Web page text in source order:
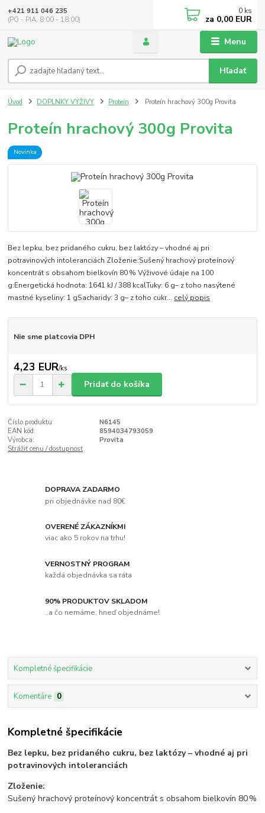
Menu
Hľadať
+421 911 046 235
(PO - PIA, 8:00 - 18:00)
0 ks
za 0,00 EUR
Úvod DOPLNKY VÝŽIVY Proteín Proteín hrachový 300g Provita
Proteín hrachový 300g Provita
Novinka
Bez lepku, bez pridaného cukru, bez laktózy – vhodné aj pri
potravinových intoleranciách Zloženie:Sušený hrachový proteínový
koncentrát s obsahom bielkovín 80 % Výživové údaje na 100
g:Energetická hodnota: 1641 kJ / 388 kcalTuky: 6 g– z toho nasýtené
mastné kyseliny: 1 gSacharidy: 3 g– z toho cukr... celý popis
Nie sme platcovia DPH
4,23 EUR/ks
Pridať do košíka
Číslo produktu:
N6145
EAN kód:
8594034793059
Výrobca:
Provita
Strážiť cenu / dostupnosť
DOPRAVA ZADARMO
pri objednávke nad 80€
OVERENÉ ZÁKAZNÍKMI
viac ako 5 rokov na trhu!
VERNOSTNÝ PROGRAM
každá objednávka sa ráta
90% PRODUKTOV SKLADOM
..a čo nemáme, hneď objednáme!
Kompletné špecifikácie
Komentáre 0
Kompletné špecifikácie
Bez lepku, bez pridaného cukru, bez laktózy – vhodné aj pri
potravinových intoleranciách
Zloženie:
Sušený hrachový proteínový koncentrát s obsahom bielkovín 80 %